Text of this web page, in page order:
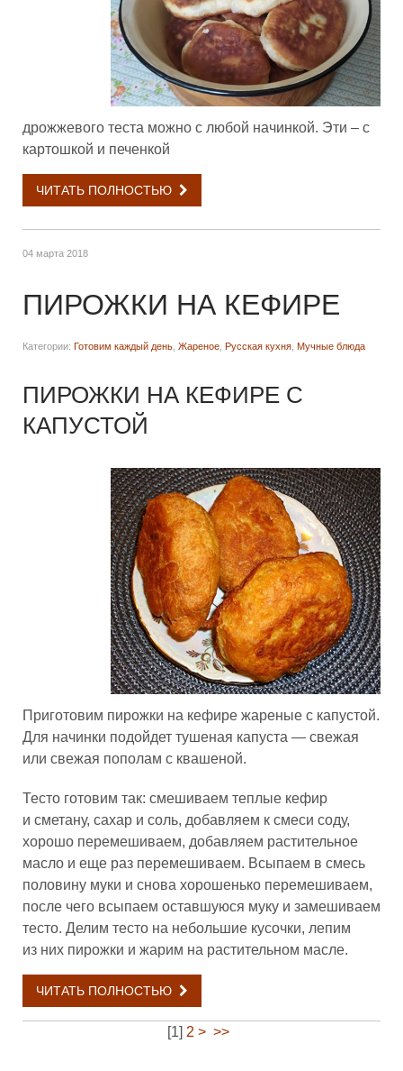
дрожжевого теста можно с любой начинкой. Эти – с
картошкой и печенкой
ЧИТАТЬ ПОЛНОСТЬЮ
04 марта 2018
ПИРОЖКИ НА КЕФИРЕ
Категории: Готовим каждый день Жареное Русская кухня Мучные блюда
ПИРОЖКИ НА КЕФИРЕ С
КАПУСТОЙ
Приготовим пирожки на кефире жареные с капустой.
Для начинки подойдет тушеная капуста — свежая
или свежая пополам с квашеной.
Тесто готовим так: смешиваем теплые кефир
и сметану, сахар и соль, добавляем к смеси соду,
хорошо перемешиваем, добавляем растительное
масло и еще раз перемешиваем. Всыпаем в смесь
половину муки и снова хорошенько перемешиваем,
после чего всыпаем оставшуюся муку и замешиваем
тесто. Делим тесто на небольшие кусочки, лепим
из них пирожки и жарим на растительном масле.
ЧИТАТЬ ПОЛНОСТЬЮ
[1] 2 > >>